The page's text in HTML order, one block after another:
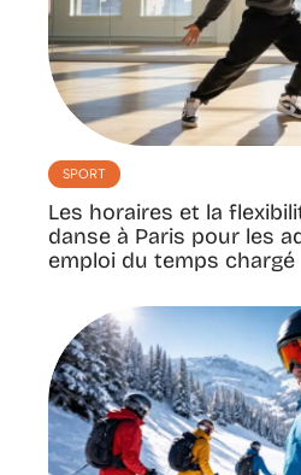
SPORT
Les horaires et la
danse à Paris pour les
emploi du temps chargé